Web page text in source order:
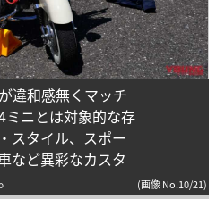
違和感無くマッチ
ニとは対象的な存
スタイル、スポー
など異彩なカスタ
(画像 No.10/21)